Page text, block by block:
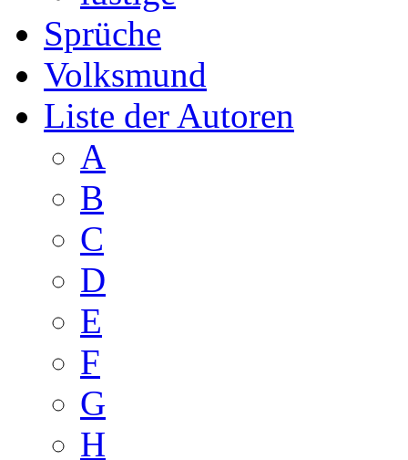
Sprüche
Volksmund
Liste der Autoren
A
B
C
D
E
F
G
H